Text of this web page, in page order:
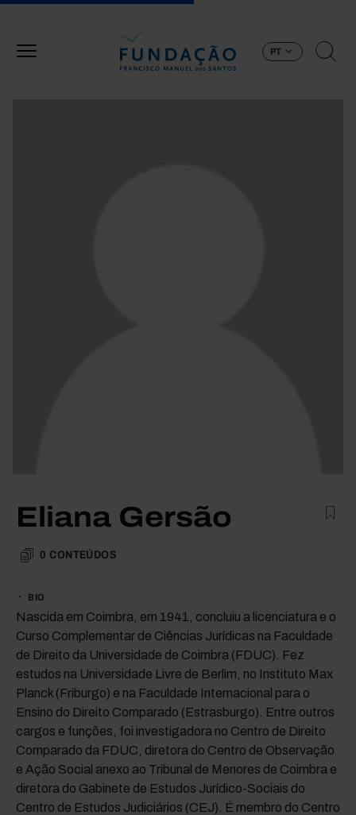
PT
Eliana Gersão
0 CONTEÚDOS
BIO
Nascida em Coimbra, em 1941, concluiu a licenciatura e o
Curso Complementar de Ciências Jurídicas na Faculdade
de Direito da Universidade de Coimbra (FDUC). Fez
estudos na Universidade Livre de Berlim, no Instituto Max
Planck (Friburgo) e na Faculdade Internacional para o
Ensino do Direito Comparado (Estrasburgo). Entre outros
cargos e funções, foi investigadora no Centro de Direito
Comparado da FDUC, diretora do Centro de Observação
e Ação Social anexo ao Tribunal de Menores de Coimbra e
diretora do Gabinete de Estudos Jurídico-Sociais do
Centro de Estudos Judiciários (CEJ). É membro do Centro